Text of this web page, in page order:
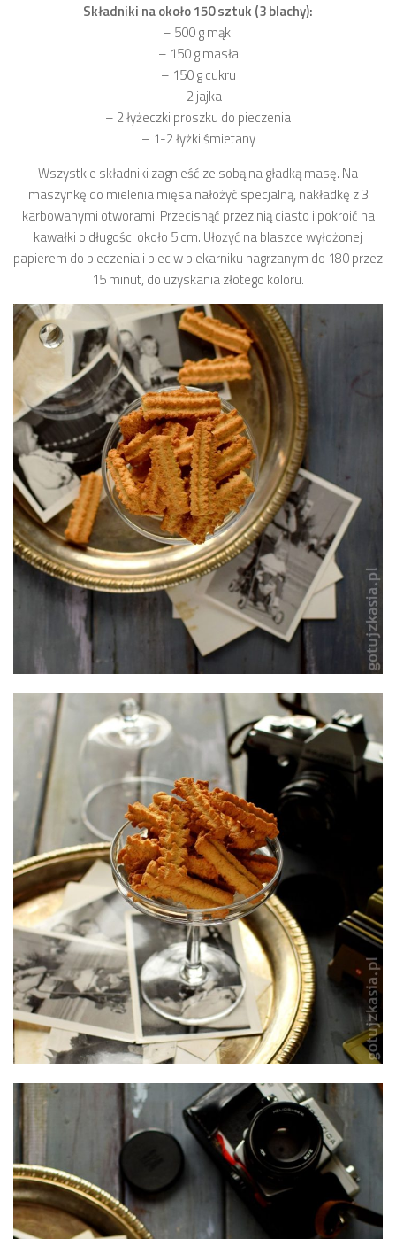
Składniki na około 150 sztuk (3 blachy):
– 500 g mąki
– 150 g masła
– 150 g cukru
– 2 jajka
– 2 łyżeczki proszku do pieczenia
– 1-2 łyżki śmietany
Wszystkie składniki zagnieść ze sobą na gładką masę. Na
maszynkę do mielenia mięsa nałożyć specjalną, nakładkę z 3
karbowanymi otworami. Przecisnąć przez nią ciasto i pokroić na
kawałki o długości około 5 cm. Ułożyć na blaszce wyłożonej
papierem do pieczenia i piec w piekarniku nagrzanym do 180 przez
15 minut, do uzyskania złotego koloru.